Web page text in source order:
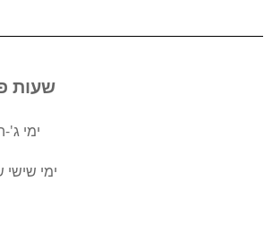
שעות פתיחה חדשות
ימי ג'-ה'
ימי שישי שבת